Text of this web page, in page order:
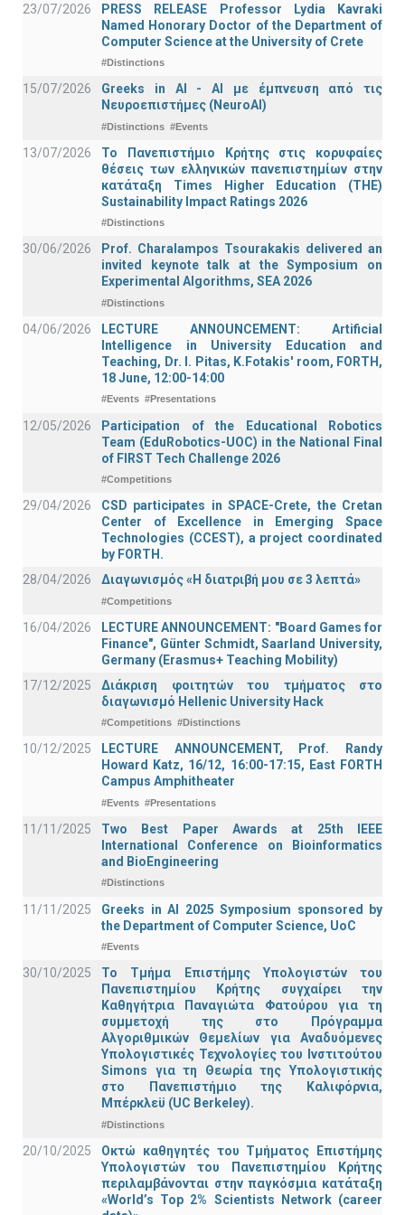
23/07/2026
PRESS RELEASE Professor Lydia Kavraki
Named Honorary Doctor of the Department of
Computer Science at the University of Crete
#Distinctions
15/07/2026
Greeks in AI - ΑΙ με έμπνευση από τις
Νευροεπιστήμες (NeuroAI)
#Distinctions #Events
13/07/2026
Το Πανεπιστήμιο Κρήτης στις κορυφαίες
θέσεις των ελληνικών πανεπιστημίων στην
κατάταξη Times Higher Education (ΤΗΕ)
Sustainability Impact Ratings 2026
#Distinctions
30/06/2026
Prof. Charalampos Tsourakakis delivered an
invited keynote talk at the Symposium on
Experimental Algorithms, SEA 2026
#Distinctions
04/06/2026
LECTURE ANNOUNCEMENT: Artificial
Intelligence in University Education and
Teaching, Dr. I. Pitas, K.Fotakis' room, FORTH,
18 June, 12:00-14:00
#Events #Presentations
12/05/2026
Participation of the Educational Robotics
Team (EduRobotics-UOC) in the National Final
of FIRST Tech Challenge 2026
#Competitions
29/04/2026
CSD participates in SPACE-Crete, the Cretan
Center of Excellence in Emerging Space
Technologies (CCEST), a project coordinated
by FORTH.
28/04/2026
Διαγωνισμός «Η διατριβή μου σε 3 λεπτά»
#Competitions
16/04/2026
LECTURE ANNOUNCEMENT: "Board Games for
Finance", Günter Schmidt, Saarland University,
Germany (Erasmus+ Teaching Mobility)
17/12/2025
Διάκριση φοιτητών του τμήματος στο
διαγωνισμό Hellenic University Hack
#Competitions #Distinctions
10/12/2025
LECTURE ANNOUNCEMENT, Prof. Randy
Howard Katz, 16/12, 16:00-17:15, East FORTH
Campus Amphitheater
#Events #Presentations
11/11/2025
Two Best Paper Awards at 25th IEEE
International Conference on Bioinformatics
and BioEngineering
#Distinctions
11/11/2025
Greeks in AI 2025 Symposium sponsored by
the Department of Computer Science, UoC
#Events
30/10/2025
Το Τμήμα Επιστήμης Υπολογιστών του
Πανεπιστημίου Κρήτης συγχαίρει την
Καθηγήτρια Παναγιώτα Φατούρου για τη
συμμετοχή της στο Πρόγραμμα
Αλγοριθμικών Θεμελίων για Αναδυόμενες
Υπολογιστικές Τεχνολογίες του Ινστιτούτου
Simons για τη Θεωρία της Υπολογιστικής
στο Πανεπιστήμιο της Καλιφόρνια,
Μπέρκλεϋ (UC Berkeley).
#Distinctions
20/10/2025
Οκτώ καθηγητές του Τμήματος Επιστήμης
Υπολογιστών του Πανεπιστημίου Κρήτης
περιλαμβάνονται στην παγκόσμια κατάταξη
«World’s Top 2% Scientists Network (career